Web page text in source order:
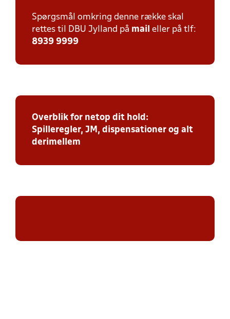
Spørgsmål omkring denne række skal
rettes til DBU Jylland på mail eller på tlf:
8939 9999
Overblik for netop dit hold:
Spilleregler, JM, dispensationer og alt
derimellem